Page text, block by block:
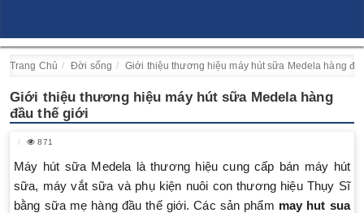
Trang Chủ Đời sống Giới thiệu thương hiệu máy hút sữa Medela hàng
Giới thiệu thương hiệu máy hút sữa Medela hàng
đầu thế giới
871
Máy hút sữa Medela là thương hiệu cung cấp bán máy hút
sữa, máy vắt sữa và phụ kiện nuôi con thương hiệu Thụy Sĩ
bằng sữa mẹ hàng đầu thế giới. Các sản phẩm may hut sua